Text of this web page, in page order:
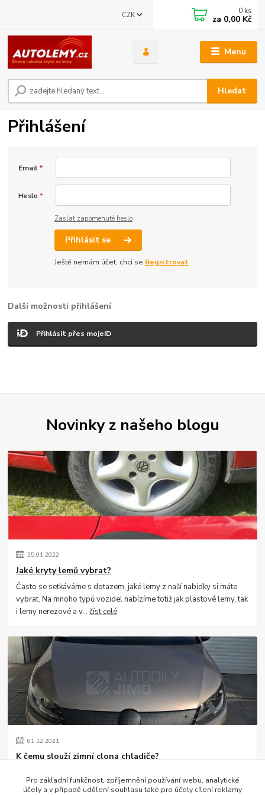
Menu
CZK
Hledat
0 ks
za 0,00 Kč
Přihlášení
Email *
Heslo *
Zaslat zapomenuté heslo
Přihlásit se
Ještě nemám účet, chci se Registrovat
Další možnosti přihlášení
Přihlásit přes mojeID
Novinky z našeho blogu
25.01.2022
Jaké kryty lemů vybrat?
Často se setkáváme s dotazem, jaké lemy z naší nabídky si máte
vybrat. Na mnoho typů vozidel nabízíme totiž jak plastové lemy, tak
i lemy nerezové a v...číst celé
01.12.2021
K čemu slouží zimní clona chladiče?
clona na vozidlu slouží. Jistě si vzpomínáte, jak se kdysi za masky
Pro základní funkčnost, zpříjemnění používání webu, analytické
účely a v případě udělení souhlasu také pro účely cílení reklamy